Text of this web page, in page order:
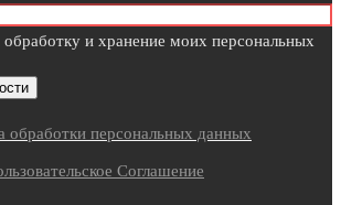
обработку и хранение моих персональных
обработки персональных данных
Соглашение